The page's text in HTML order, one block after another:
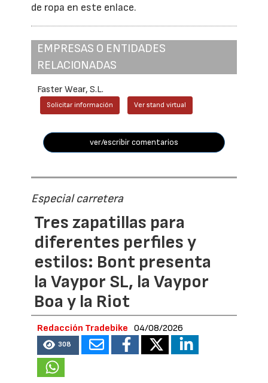
de ropa en este enlace.
EMPRESAS O ENTIDADES
RELACIONADAS
Faster Wear, S.L.
Solicitar información Ver stand virtual
ver/escribir comentarios
Especial carretera
Tres zapatillas para
diferentes perfiles y
estilos: Bont presenta
la Vaypor SL, la Vaypor
Boa y la Riot
Redacción Tradebike 04/08/2026
308